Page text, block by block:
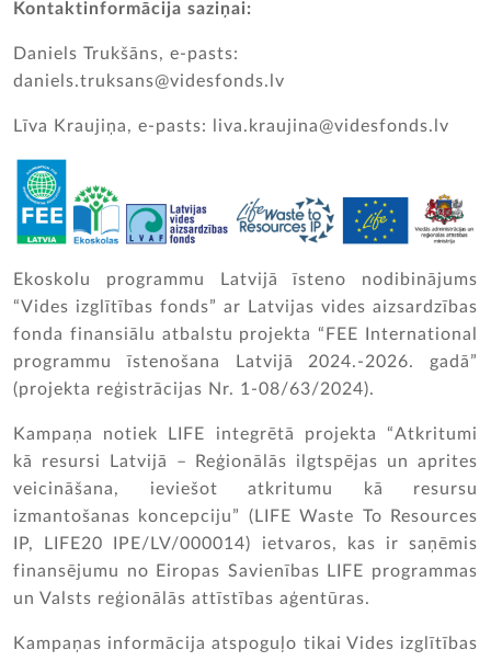
Kontaktinformācija saziņai:
Daniels Trukšāns, e-pasts:
daniels.truksans@videsfonds.lv
Līva Kraujiņa, e-pasts: liva.kraujina@videsfonds.lv
Ekoskolu programmu Latvijā īsteno nodibinājums
“Vides izglītības fonds” ar Latvijas vides aizsardzības
fonda finansiālu atbalstu projekta “FEE International
programmu īstenošana Latvijā 2024.-2026. gadā”
(projekta reģistrācijas Nr. 1-08/63/2024).
Kampaņa notiek LIFE integrētā projekta “Atkritumi
kā resursi Latvijā – Reģionālās ilgtspējas un aprites
veicināšana, ieviešot atkritumu kā resursu
izmantošanas koncepciju” (LIFE Waste To Resources
IP, LIFE20 IPE/LV/000014) ietvaros, kas ir saņēmis
finansējumu no Eiropas Savienības LIFE programmas
un Valsts reģionālās attīstības aģentūras.
Kampaņas informācija atspoguļo tikai Vides izglītības